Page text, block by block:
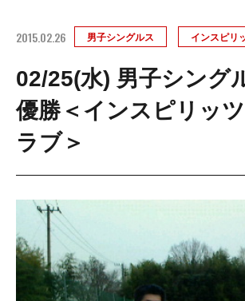
2015.02.26 男子シングルス インスピリ
02/25(水) 男子シング
優勝＜インスピリッ
ラブ＞